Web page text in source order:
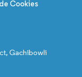
Cookies
Gachibowli